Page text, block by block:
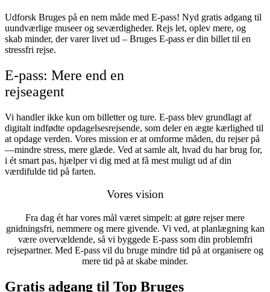
Udforsk Bruges på en nem måde med E-pass! Nyd gratis adgang til
uundværlige museer og seværdigheder. Rejs let, oplev mere, og
skab minder, der varer livet ud – Bruges E-pass er din billet til en
stressfri rejse.
E-pass: Mere end en
rejseagent
Vi handler ikke kun om billetter og ture. E-pass blev grundlagt af
digitalt indfødte opdagelsesrejsende, som deler en ægte kærlighed til
at opdage verden. Vores mission er at omforme måden, du rejser på
—mindre stress, mere glæde. Ved at samle alt, hvad du har brug for,
i ét smart pas, hjælper vi dig med at få mest muligt ud af din
værdifulde tid på farten.
Vores vision
Fra dag ét har vores mål været simpelt: at gøre rejser mere
gnidningsfri, nemmere og mere givende. Vi ved, at planlægning kan
være overvældende, så vi byggede E-pass som din problemfri
rejsepartner. Med E-pass vil du bruge mindre tid på at organisere og
mere tid på at skabe minder.
Gratis adgang til Top Bruges